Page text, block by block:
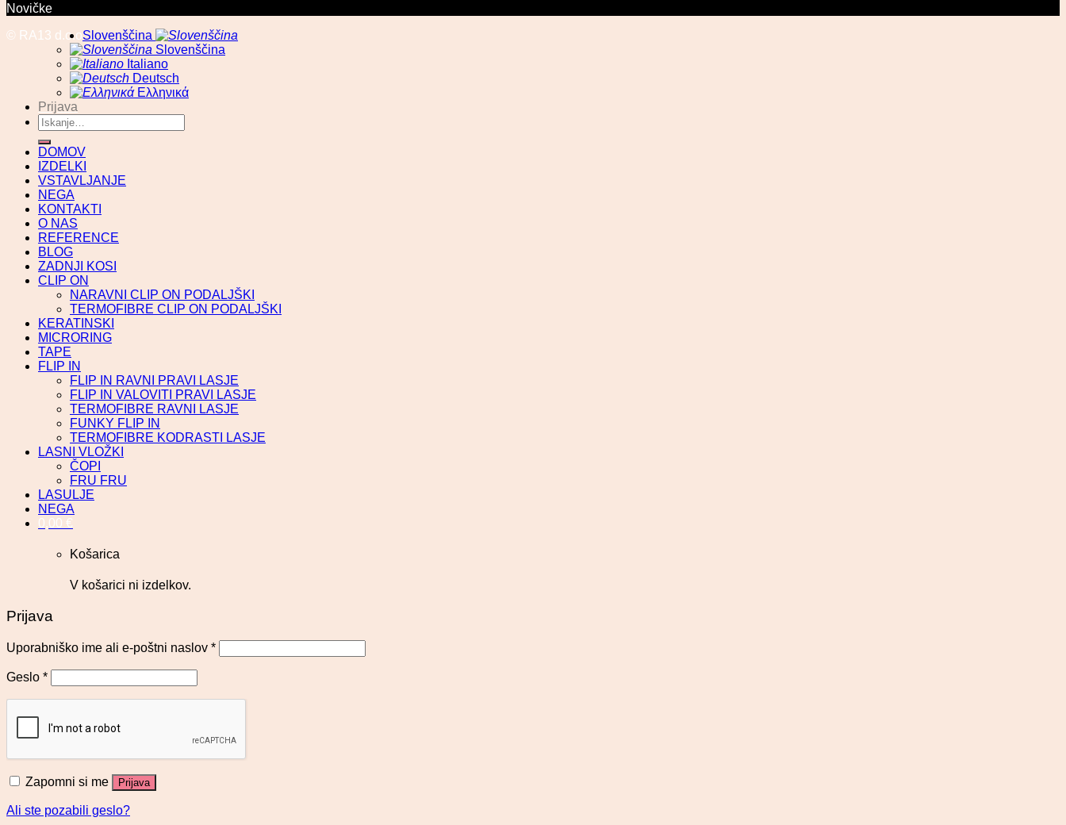
Novičke
© RA13 d.o.oSlovenščina
Slovenščina
Italiano
Deutsch
Ελληνικά
Prijava
Išči:
DOMOV
IZDELKI
VSTAVLJANJE
NEGA
KONTAKTI
O NAS
REFERENCE
BLOG
ZADNJI KOSI
CLIP ON
NARAVNI CLIP ON PODALJŠKI
TERMOFIBRE CLIP ON PODALJŠKI
KERATINSKI
MICRORING
TAPE
FLIP IN
FLIP IN RAVNI PRAVI LASJE
FLIP IN VALOVITI PRAVI LASJE
TERMOFIBRE RAVNI LASJE
FUNKY FLIP IN
TERMOFIBRE KODRASTI LASJE
LASNI VLOŽKI
ČOPI
FRU FRU
LASULJE
NEGA
0,00 €
Košarica
V košarici ni izdelkov.
Prijava
Uporabniško ime ali e-poštni naslov *
Geslo *
Zapomni si me Prijava
Ali ste pozabili geslo?